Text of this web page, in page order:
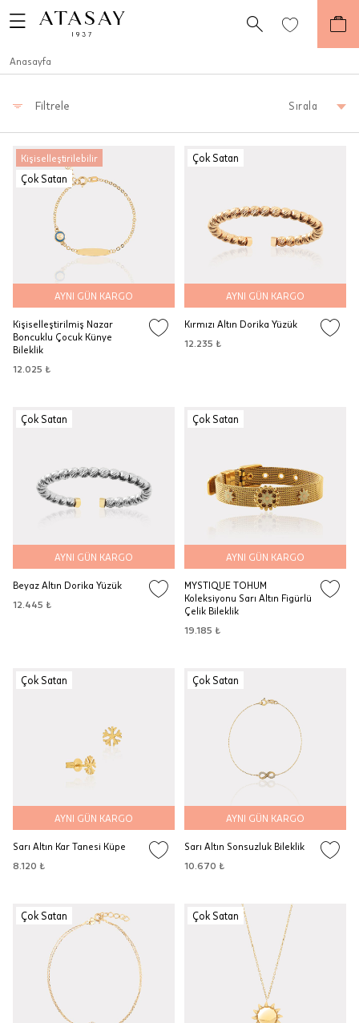
Anasayfa
Filtrele Sırala
Kişiselleştirilebilir
Çok Satan
AYNI GÜN KARGO
Kişiselleştirilmiş Nazar
Boncuklu Çocuk Künye
Bileklik
12.025 ₺
Çok Satan
AYNI GÜN KARGO
Kırmızı Altın Dorika Yüzük
12.235 ₺
Çok Satan
AYNI GÜN KARGO
Beyaz Altın Dorika Yüzük
12.445 ₺
Çok Satan
AYNI GÜN KARGO
MYSTIQUE TOHUM
Koleksiyonu Sarı Altın Figürlü
Çelik Bileklik
19.185 ₺
Çok Satan
AYNI GÜN KARGO
Sarı Altın Kar Tanesi Küpe
8.120 ₺
Çok Satan
AYNI GÜN KARGO
Sarı Altın Sonsuzluk Bileklik
10.670 ₺
Çok Satan Çok Satan